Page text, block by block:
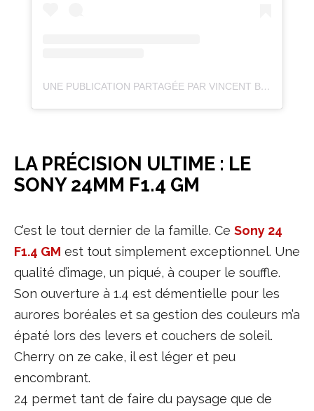
UNE PUBLICATION PARTAGÉE PAR VINCENT BEUDEZ 📷 (@VINCENTVOYAGE)
LA PRÉCISION ULTIME : LE
SONY 24MM F1.4 GM
C’est le tout dernier de la famille. Ce Sony 24
F1.4 GM est tout simplement exceptionnel. Une
qualité d’image, un piqué, à couper le souffle.
Son ouverture à 1.4 est démentielle pour les
aurores boréales et sa gestion des couleurs m’a
épaté lors des levers et couchers de soleil.
Cherry on ze cake, il est léger et peu
encombrant.
24 permet tant de faire du paysage que de